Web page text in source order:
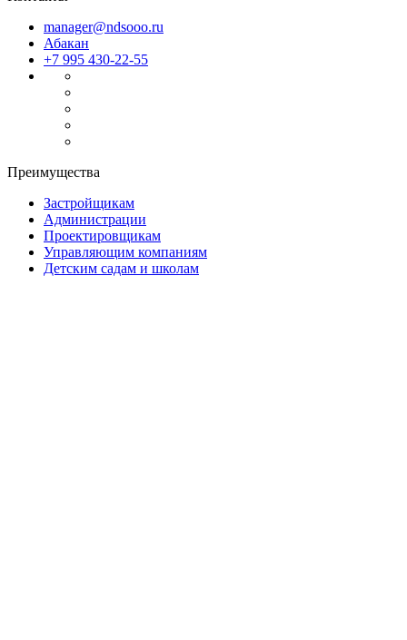
manager@ndsooo.ru
Абакан
+7 995 430-22-55
Преимущества
Застройщикам
Администрации
Проектировщикам
Управляющим компаниям
Детским садам и школам